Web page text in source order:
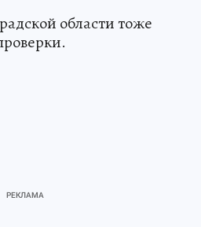
области тоже